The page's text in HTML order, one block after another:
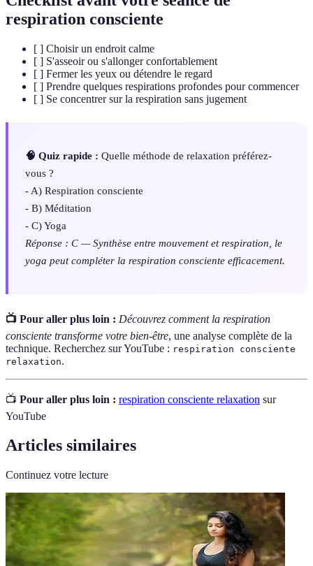
respiration consciente
[ ] Choisir un endroit calme
[ ] S'asseoir ou s'allonger confortablement
[ ] Fermer les yeux ou détendre le regard
[ ] Prendre quelques respirations profondes pour commencer
[ ] Se concentrer sur la respiration sans jugement
🧠 Quiz rapide : Quelle méthode de relaxation préférez-
vous ?
- A) Respiration consciente
- B) Méditation
- C) Yoga
Réponse : C — Synthèse entre mouvement et respiration, le
yoga peut compléter la respiration consciente efficacement.
📺 Pour aller plus loin : Découvrez comment la respiration
consciente transforme votre bien-être, une analyse complète de la
technique. Recherchez sur YouTube : respiration consciente
relaxation.
📺 Pour aller plus loin : respiration consciente relaxation sur
YouTube
Articles similaires
Continuez votre lecture